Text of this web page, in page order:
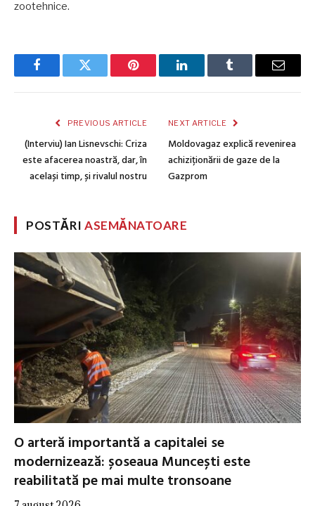
zootehnice.
FacebookTwitter Pinterest LinkedInTumblr Email
PREVIOUS ARTICLE
(Interviu) Ian Lisnevschi: Сriza
este afacerea noastră, dar, în
același timp, și rivalul nostru
NEXT ARTICLE
Moldovagaz explică revenirea
achiziționării de gaze de la
Gazprom
POSTĂRIASEMĂNATOARE
O arteră importantă a capitalei se
modernizează: șoseaua Muncești este
reabilitată pe mai multe tronsoane